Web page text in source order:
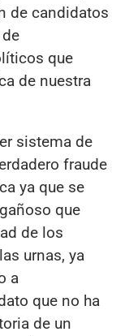
de candidatos
que
de nuestra
sistema de
fraude
ya que se
que
de los
urnas, ya
a
que no ha
de un